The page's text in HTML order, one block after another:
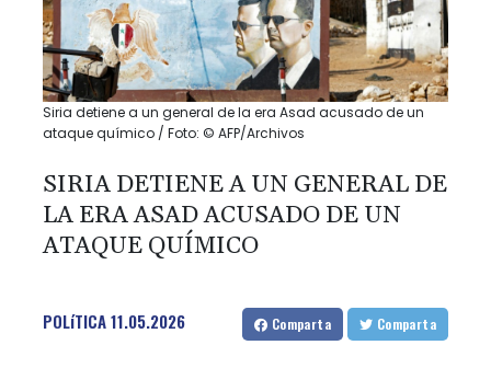
Siria detiene a un general de la era Asad acusado de un
ataque químico / Foto: © AFP/Archivos
SIRIA DETIENE A UN GENERAL DE
LA ERA ASAD ACUSADO DE UN
ATAQUE QUÍMICO
POLíTICA11.05.2026 Comparta Comparta